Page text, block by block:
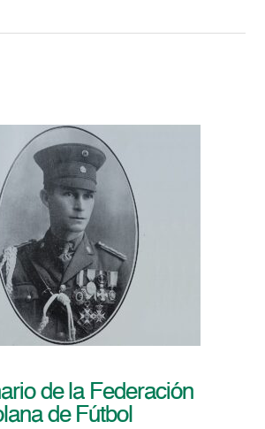
de la Federación
de Fútbol